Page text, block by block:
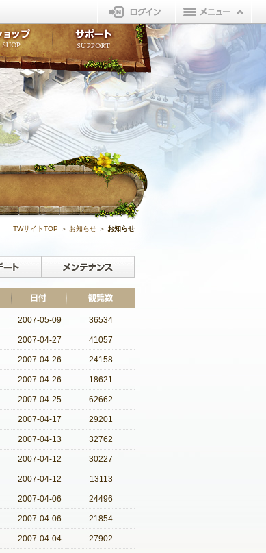
ログイン
TWサイトTOP ＞ お知らせ ＞ お知らせ
アップデート
2007-05-09 36534
2007-04-27 41057
2007-04-26 24158
2007-04-26 18621
2007-04-25 62662
2007-04-17 29201
2007-04-13 32762
2007-04-12 30227
2007-04-12 13113
2007-04-06 24496
2007-04-06 21854
2007-04-04 27902
ブラリ
スタンプ
ショップ
販売アイテム
ビューティーショップ
オープンマーケットサポート
不具合対応状況
アンケート